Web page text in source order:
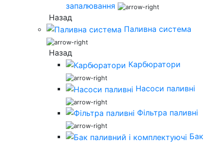
запалювання
Назад
Паливна система
Назад
Карбюратори
Насоси паливні
Фільтра паливні
Бак